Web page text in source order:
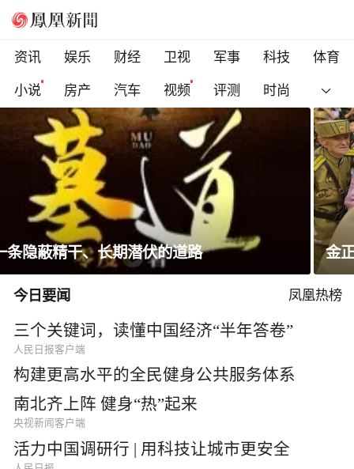
资讯 娱乐 财经 卫视 军事 科技
体育
小说
房产 汽车 视频 评测 时尚
金正恩会见参战老兵和战时立功者
今日要闻 凤凰热榜
三个关键词，读懂中国经济“半年答卷”
人民日报客户端
构建更高水平的全民健身公共服务体系
南北齐上阵 健身“热”起来
央视新闻客户端
活力中国调研行 | 用科技让城市更安全